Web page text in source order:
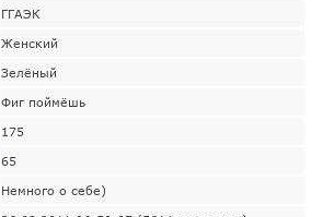
ГГАЭК
Женский
Зелёный
Фиг поймёшь
175
65
Немного о себе)